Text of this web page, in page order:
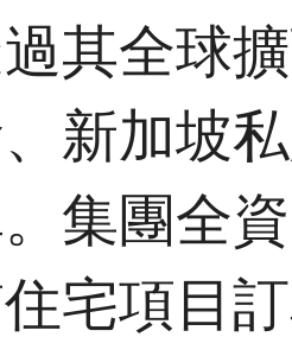
其全球
新加坡
集團全
宅項目